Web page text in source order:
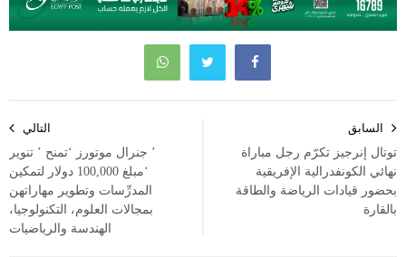
المقالات
السابق
توتال إنرجيز تكرّم رجل مباراة
نهائي الكونفدرالية الإفريقية
بحضور قيادات الرياضة والطاقة
بالقارة
التالي
’ جنرال موتورز ‘تمنح ’ تنوير
‘مبلغ 100,000 دولار لتمكين
المدرِّسات وتطوير مهاراتهن
بمجالات العلوم، التكنولوجيا،
الهندسة والرياضيات